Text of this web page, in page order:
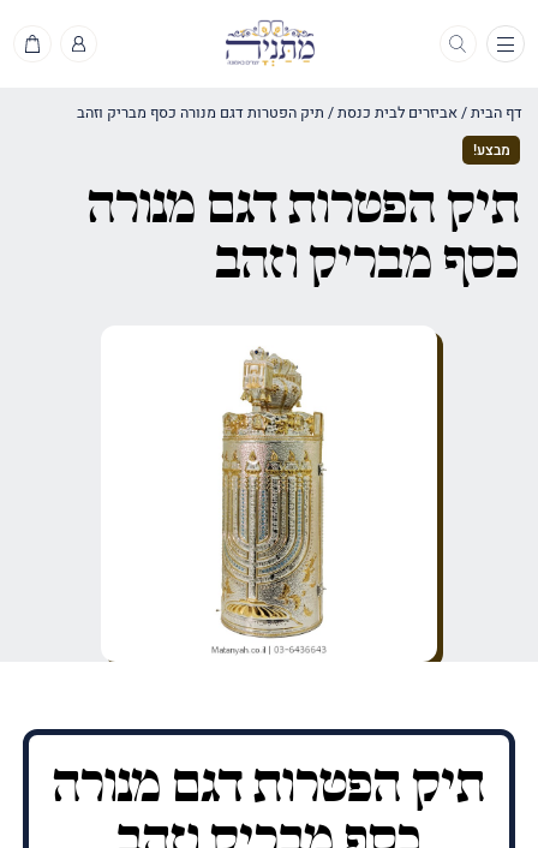
תפריט
דף הבית/אביזרים לבית כנסת/ תיק הפטרות דגם מנורה כסף מבריק וזהב
מבצע!
תיק הפטרות דגם מנורה
כסף מבריק וזהב
תיק הפטרות דגם מנורה